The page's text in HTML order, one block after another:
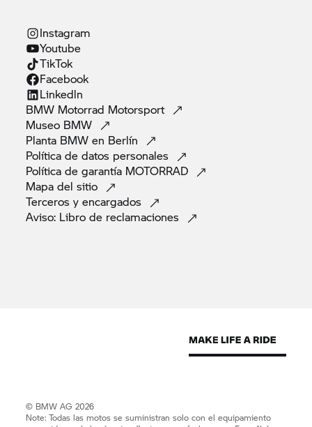
Instagram
Youtube
TikTok
Facebook
Linkedln
BMW Motorrad Motorsport
Museo BMW
Planta BMW en Berlín
Política de datos personales
Política de garantía MOTORRAD
Mapa delsitio
Terceros yencargados
Aviso: Libro de reclamaciones
© BMW AG 2026
Note: Todas las motos se suministran solo con el equipamiento